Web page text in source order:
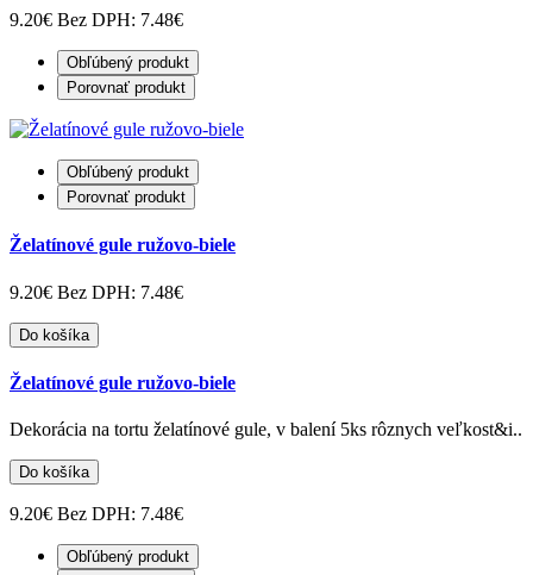
9.20€ Bez DPH: 7.48€
Obľúbený produkt
Porovnať produkt
Obľúbený produkt
Porovnať produkt
Želatínové gule ružovo-biele
9.20€ Bez DPH: 7.48€
Do košíka
Želatínové gule ružovo-biele
Dekorácia na tortu želatínové gule, v balení 5ks rôznych veľkost&i..
Do košíka
9.20€ Bez DPH: 7.48€
Obľúbený produkt